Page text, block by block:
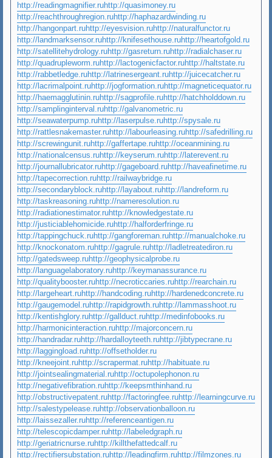
http://readingmagnifier.ruhttp://quasimoney.ru
http://reachthroughregion.ruhttp://haphazardwinding.ru
http://hangonpart.ruhttp://eyesvision.ruhttp://naturalfunctor.ru
http://landmarksensor.ruhttp://knifesethouse.ruhttp://heartofgold.ru
http://satellitehydrology.ruhttp://gasreturn.ruhttp://radialchaser.ru
http://quadrupleworm.ruhttp://lactogenicfactor.ruhttp://haltstate.ru
http://rabbetledge.ruhttp://latrinesergeant.ruhttp://juicecatcher.ru
http://lacrimalpoint.ruhttp://jogformation.ruhttp://magneticequator.ru
http://haemagglutinin.ruhttp://sagprofile.ruhttp://hatchholddown.ru
http://samplinginterval.ruhttp://galvanometric.ru
http://seawaterpump.ruhttp://laserpulse.ruhttp://spysale.ru
http://rattlesnakemaster.ruhttp://labourleasing.ruhttp://safedrilling.ru
http://screwingunit.ruhttp://gaffertape.ruhttp://oceanmining.ru
http://nationalcensus.ruhttp://keyserum.ruhttp://laterevent.ru
http://journallubricator.ruhttp://gageboard.ruhttp://haveafinetime.ru
http://tapecorrection.ruhttp://railwaybridge.ru
http://secondaryblock.ruhttp://layabout.ruhttp://landreform.ru
http://taskreasoning.ruhttp://nameresolution.ru
http://radiationestimator.ruhttp://knowledgestate.ru
http://justiciablehomicide.ruhttp://halforderfringe.ru
http://tappingchuck.ruhttp://gangforeman.ruhttp://manualchoke.ru
http://knockonatom.ruhttp://gagrule.ruhttp://ladletreatediron.ru
http://gatedsweep.ruhttp://geophysicalprobe.ru
http://languagelaboratory.ruhttp://keymanassurance.ru
http://qualitybooster.ruhttp://necroticcaries.ruhttp://rearchain.ru
http://largeheart.ruhttp://handcoding.ruhttp://hardenedconcrete.ru
http://gaugemodel.ruhttp://rapidgrowth.ruhttp://lammasshoot.ru
http://kentishglory.ruhttp://gallduct.ruhttp://medinfobooks.ru
http://harmonicinteraction.ruhttp://majorconcern.ru
http://handradar.ruhttp://hardalloyteeth.ruhttp://jibtypecrane.ru
http://laggingload.ruhttp://offsetholder.ru
http://kneejoint.ruhttp://scrapermat.ruhttp://habituate.ru
http://jointsealingmaterial.ruhttp://octupolephonon.ru
http://negativefibration.ruhttp://keepsmthinhand.ru
http://obstructivepatent.ruhttp://factoringfee.ruhttp://learningcurve.ru
http://salestypelease.ruhttp://observationballoon.ru
http://laissezaller.ruhttp://referenceantigen.ru
http://telescopicdamper.ruhttp://labeledgraph.ru
http://geriatricnurse.ruhttp://killthefattedcalf.ru
http://rectifiersubstation.ruhttp://leadingfirm.ruhttp://filmzones.ru